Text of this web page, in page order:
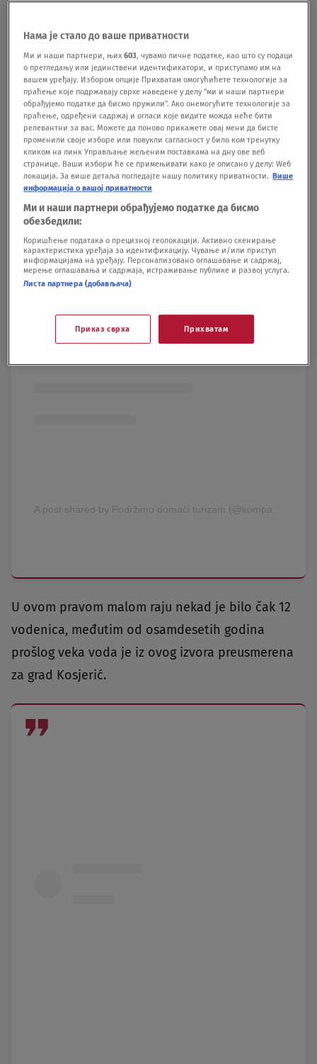
View this post on Instagram
U ovom pravom malom raju nekad je bilo čak 12
vodenica, međutim od osamdesetih godina
prošlog veka voda je iz ovog izvora preusmerena
za grad Kosjerić.
Нама је стало до ваше приватности
Ми и наши партнери, њих603, чувамо личне податке, као што су подаци
о прегледању или јединствени идентификатори, и приступамо им на
вашем уређају. Избором опције Прихватам омогућићете технологије за
праћење које подржавају сврхе наведене у делу "ми и наши партнери
обрађујемо податке да бисмо пружили". Ако онемогућите технологије за
праћење, одређени садржај и огласи које видите можда неће бити
релевантни за вас. Можете да поново прикажете овај мени да бисте
променили своје изборе или повукли сагласност у било ком тренутку
кликом на линк Управљање жељеним поставкама на дну ове веб
странице. Ваши избори ће се примењивати како је описано у делу: Wеб
локација. За више детаља погледајте нашу политику приватности. Више
информација о вашој приватности
Ми и наши партнери обрађујемо податке да бисмо
обезбедили:
Коришћење података о прецизној геолокацији. Активно скенирање
карактеристика уређаја за идентификацију. Чување и/или приступ
информацијама на уређају. Персонализовано оглашавање и садржај,
мерење оглашавања и садржаја, истраживање публике и развој услуга.
Листа партнера (добављача)
Приказ сврха Прихватам